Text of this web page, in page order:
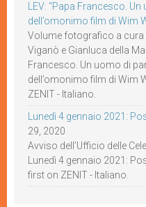
LEV: “Papa Francesco.
dell’omonimo film di Wim
Volume fotografico a
Viganò e Gianluca della
Francesco. Un uomo di
dell’omonimo film di Wim
ZENIT - Italiano.
Lunedì 4 gennaio 2021:
29, 2020
Avviso dell’Ufficio delle
Lunedì 4 gennaio 2021:
first on ZENIT - Italiano.